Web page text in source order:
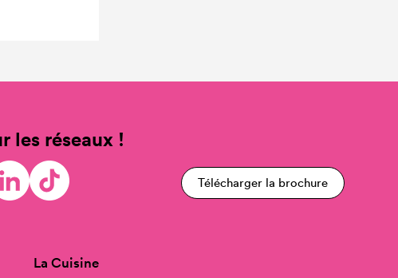
les réseaux !
Télécharger la brochure
La Cuisine